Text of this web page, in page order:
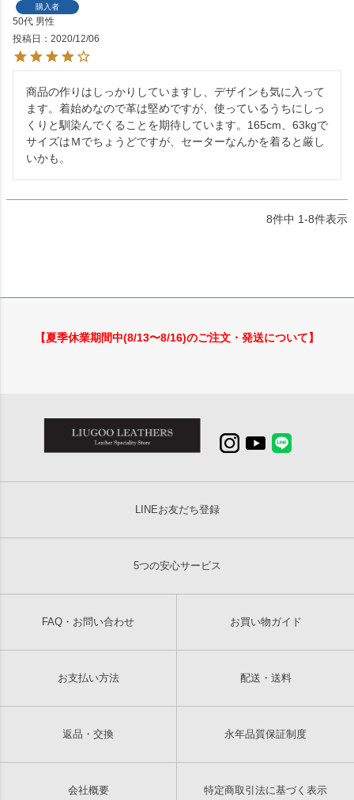
購入者
50代 男性
投稿日
2020/12/06
商品の作りはしっかりしていますし、デザインも気に入って
ます。着始めなので革は堅めですが、使っているうちにしっ
くりと馴染んでくることを期待しています。165cm、63kgで
サイズはＭでちょうどですが、セーターなんかを着ると厳し
いかも。
8件中 1-8件表示
【夏季休業期間中(8/13〜8/16)のご注文・発送について】
LINEお友だち登録
5つの安心サービス
FAQ・お問い合わせ お買い物ガイド
お支払い方法 配送・送料
返品・交換 永年品質保証制度
会社概要 特定商取引法に基づく表示